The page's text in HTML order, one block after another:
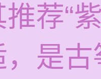
荐“
，是